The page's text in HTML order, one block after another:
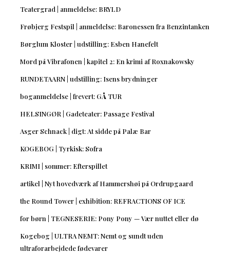
Teatergrad | anmeldelse: BRYLD
Frøbjerg Festspil | anmeldelse: Baronessen fra Benzintanken
Børglum Kloster | udstilling: Esben Hanefelt
Mord på Vibrafonen | kapitel 2: En krimi af Roxnakowsky
RUNDETAARN | udstilling: Isens brydninger
boganmeldelse | frevert: GÅ TUR
HELSINGØR | Gadeteater: Passage Festival
Asger Schnack | digt: At sidde på Palæ Bar
KOGEBOG | Tyrkisk: Sofra
KRIMI | sommer: Efterspillet
artikel | Nyt hovedværk af Hammershøi på Ordrupgaard
the Round Tower | exhibition: REFRACTIONS OF ICE
for børn | TEGNESERIE: Pony Pony — Vær nuttet eller dø
Kogebog | ULTRA NEMT: Nemt og sundt uden
ultraforarbejdede fødevarer